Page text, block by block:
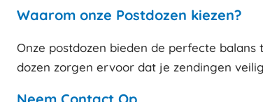
Waarom onze Postdozen kiezen?
Onze postdozen bieden de perfecte
dozen zorgen ervoor dat je zendingen